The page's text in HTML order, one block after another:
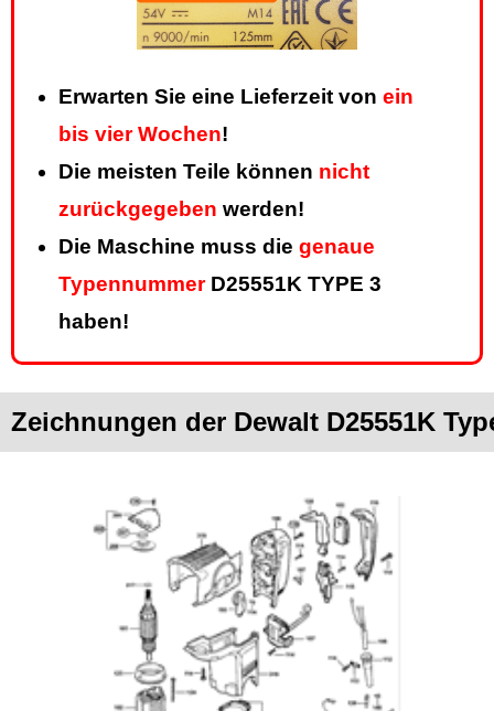
Erwarten Sie eine Lieferzeit von ein
bis vier Wochen!
Die meisten Teile können nicht
zurückgegeben werden!
Die Maschine muss die genaue
TypennummerD25551K TYPE 3
haben!
Zeichnungen der Dewalt D25551K